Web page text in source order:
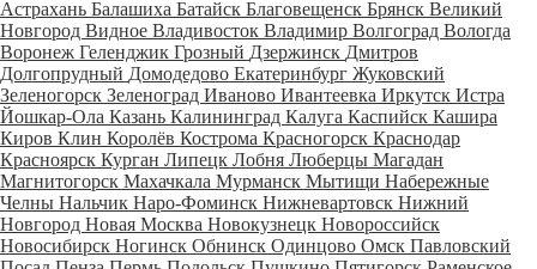
Астрахань Балашиха Батайск Благовещенск Брянск Великий
Новгород Видное Владивосток Владимир Волгоград Вологда
Воронеж Геленджик Грозный Дзержинск Дмитров
Долгопрудный Домодедово Екатеринбург Жуковский
Зеленогорск Зеленоград Иваново Ивантеевка Иркутск Истра
Йошкар-Ола Казань Калининград Калуга Каспийск Кашира
Киров Клин Королёв Кострома Красногорск Краснодар
Красноярск Курган Липецк Лобня Люберцы Магадан
Магнитогорск Махачкала Мурманск Мытищи Набережные
Челны Нальчик Наро-Фоминск Нижневартовск Нижний
Новгород Новая Москва Новокузнецк Новороссийск
Новосибирск Ногинск Обнинск Одинцово Омск Павловский